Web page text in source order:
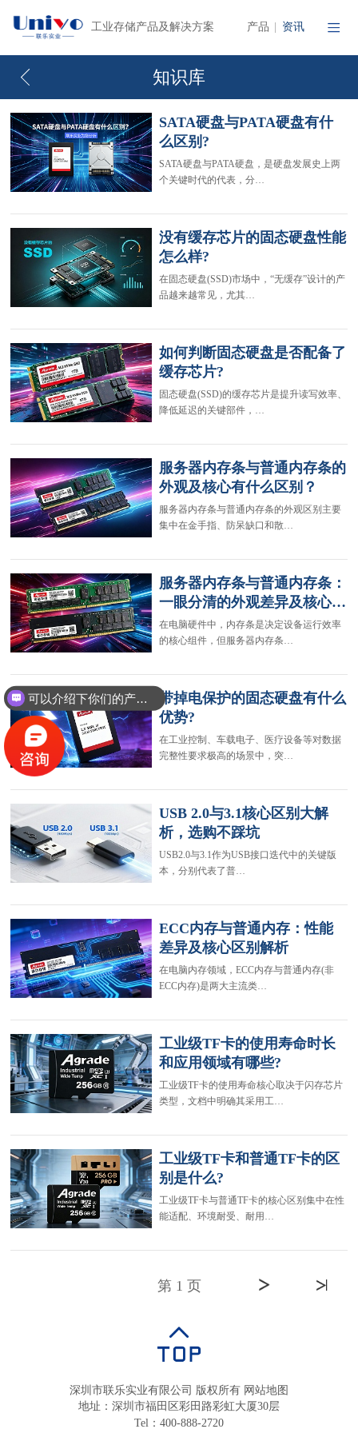
工业存储产品及解决方案 产品 资讯
知识库
SATA硬盘与PATA硬盘有什
么区别?
SATA硬盘与PATA硬盘，是硬盘发展史上两
个关键时代的代表，分…
没有缓存芯片的固态硬盘性能
怎么样?
在固态硬盘(SSD)市场中，“无缓存”设计的产
品越来越常见，尤其…
如何判断固态硬盘是否配备了
缓存芯片?
固态硬盘(SSD)的缓存芯片是提升读写效率、
降低延迟的关键部件，…
服务器内存条与普通内存条的
外观及核心有什么区别？
服务器内存条与普通内存条的外观区别主要
集中在金手指、防呆缺口和散…
服务器内存条与普通内存条：
一眼分清的外观差异及核心…
在电脑硬件中，内存条是决定设备运行效率
的核心组件，但服务器内存条…
带掉电保护的固态硬盘有什么
优势?
在工业控制、车载电子、医疗设备等对数据
完整性要求极高的场景中，突…
USB 2.0与3.1核心区别大解
析，选购不踩坑
USB2.0与3.1作为USB接口迭代中的关键版
本，分别代表了普…
ECC内存与普通内存：性能
差异及核心区别解析
在电脑内存领域，ECC内存与普通内存(非
ECC内存)是两大主流类…
工业级TF卡的使用寿命时长
和应用领域有哪些?
工业级TF卡的使用寿命核心取决于闪存芯片
类型，文档中明确其采用工…
工业级TF卡和普通TF卡的区
别是什么?
工业级TF卡与普通TF卡的核心区别集中在性
能适配、环境耐受、耐用…
第 1 页
深圳市联乐实业有限公司 版权所有 网站地图
地址：深圳市福田区彩田路彩虹大厦30层
Tel：400-888-2720